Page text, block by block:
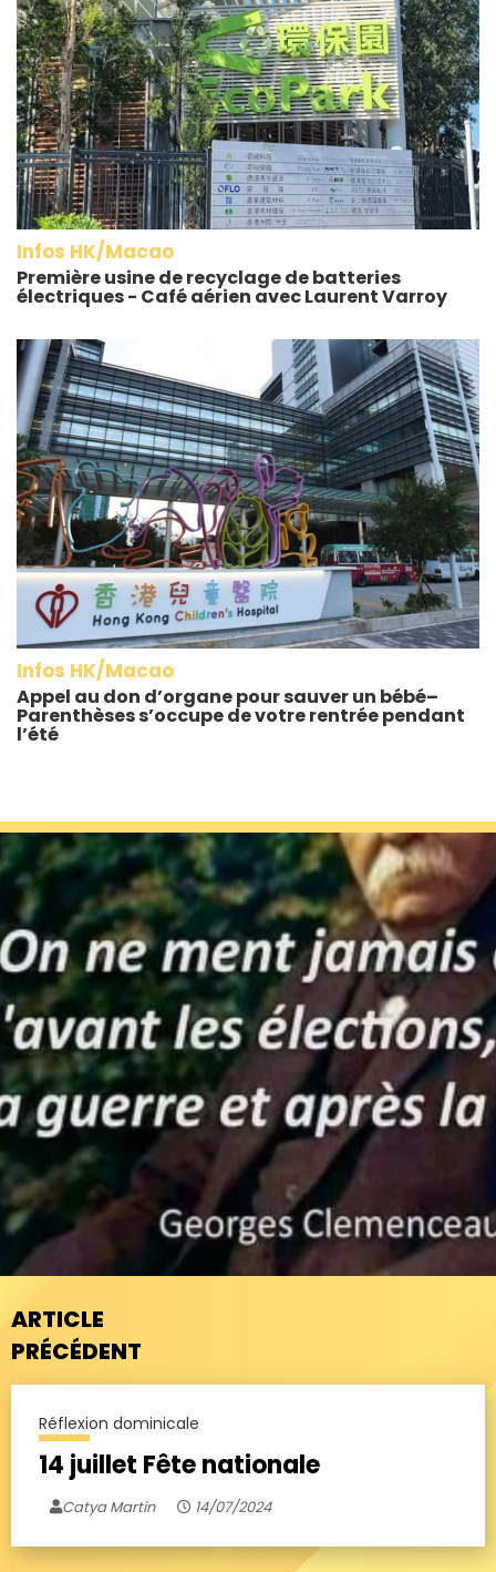
Infos HK/Macao
Première usine de recyclage de batteries
électriques - Café aérien avec Laurent Varroy
Infos HK/Macao
Appel au don d’organe pour sauver un bébé–
Parenthèses s’occupe de votre rentrée pendant
l’été
ARTICLE
PRÉCÉDENT
Réflexion dominicale
14 juillet Fête nationale
Catya Martin 14/07/2024